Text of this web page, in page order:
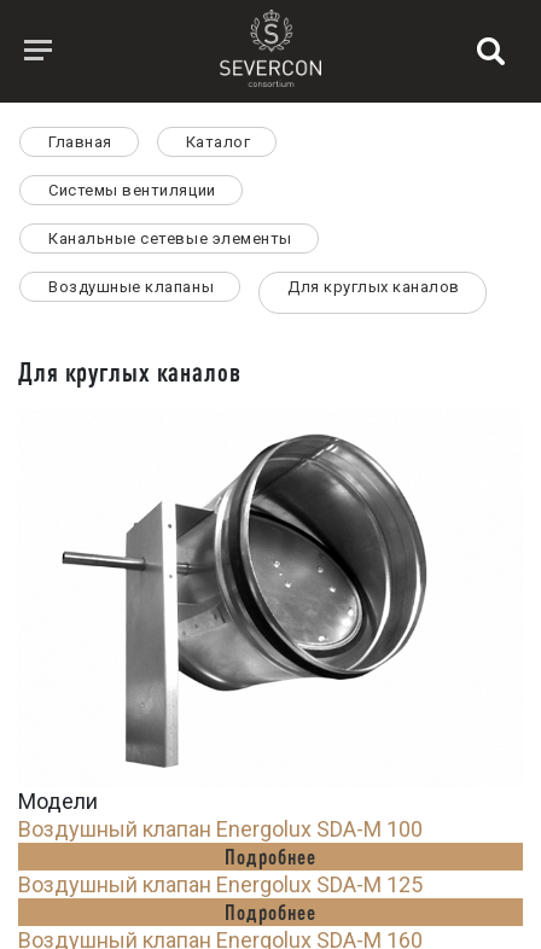
Главная Каталог
Системы вентиляции
Канальные сетевые элементы
Воздушные клапаны Для круглых каналов
Для круглых каналов
Модели
Воздушный клапан Energolux SDA-M 100
Подробнее
Воздушный клапан Energolux SDA-M 125
Подробнее
Воздушный клапан Energolux SDA-M 160